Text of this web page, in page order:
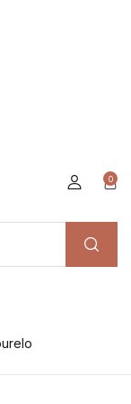
0